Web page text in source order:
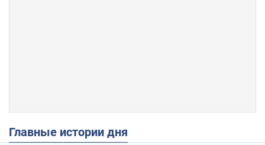
Главные истории дня